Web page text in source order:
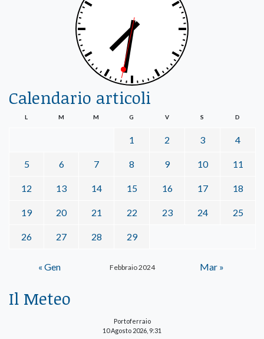
Calendario articoli
Febbraio 2024
L M M G V S D
1 2 3 4
5 6 7 8 9 10 11
12 13 14 15 16 17 18
19 20 21 22 23 24 25
26 27 28 29
« Gen Mar »
Il Meteo
Portoferraio
10 Agosto 2026, 9:31